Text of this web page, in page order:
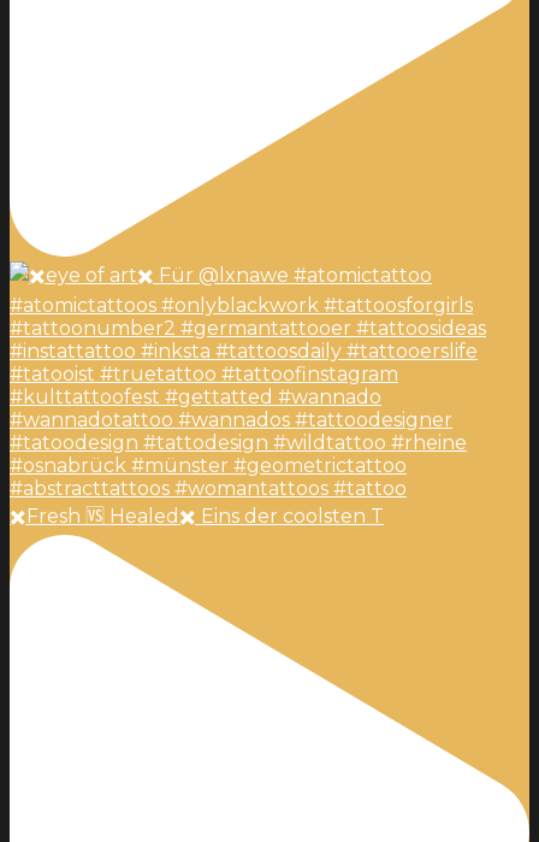
✖️Fresh 🆚 Healed✖️ Eins der coolsten T